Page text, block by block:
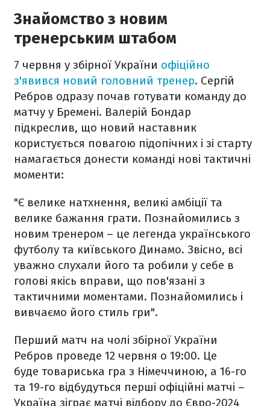
Знайомство з новим
тренерським штабом
7 червня у збірної України офіційно
з'явився новий головний тренер. Сергій
Ребров одразу почав готувати команду до
матчу у Бремені. Валерій Бондар
підкреслив, що новий наставник
користується повагою підопічних і зі старту
намагається донести команді нові тактичні
моменти:
"Є велике натхнення, великі амбіції та
велике бажання грати. Познайомились з
новим тренером – це легенда українського
футболу та київського Динамо. Звісно, всі
уважно слухали його та робили у себе в
голові якісь вправи, що пов'язані з
тактичними моментами. Познайомились і
вивчаємо його стиль гри".
Перший матч на чолі збірної України
Ребров проведе 12 червня о 19:00. Це
буде товариська гра з Німеччиною, а 16-го
та 19-го відбудуться перші офіційні матчі –
Україна зіграє матчі відбору до Євро-2024